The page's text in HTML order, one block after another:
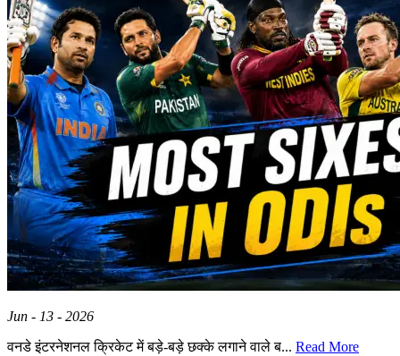
Jun - 13 - 2026
वनडे इंटरनेशनल क्रिकेट में बड़े-बड़े छक्के लगाने वाले ब... Read More